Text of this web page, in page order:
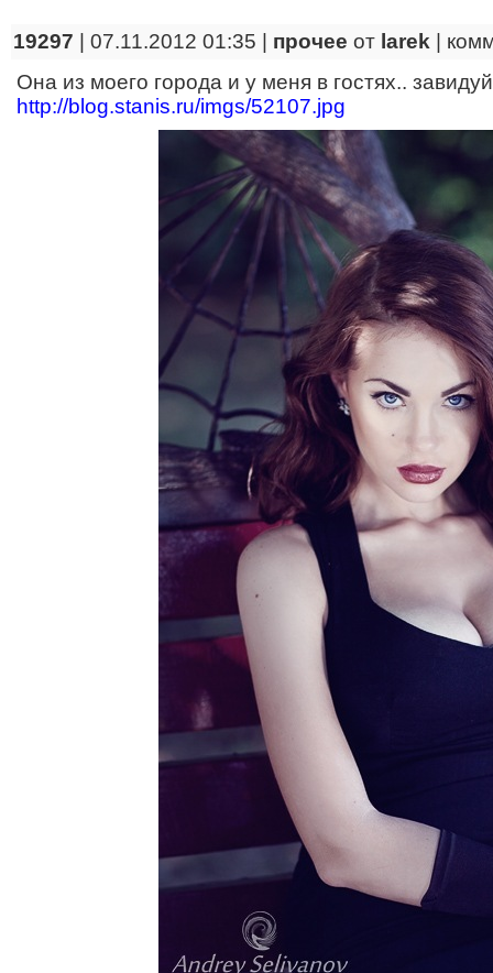
19297 | 07.11.2012 01:35 | прочее от larek
Она из моего города и у меня в гостях..
http://blog.stanis.ru/imgs/52107.jpg